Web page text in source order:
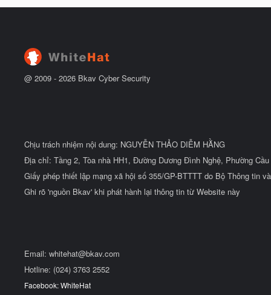
@ 2009 - 2026 Bkav Cyber Security
Chịu trách nhiệm nội dung: NGUYỄN THẢO DIỄM HẰNG
Địa chỉ: Tầng 2, Tòa nhà HH1, Đường Dương Đình Nghệ, Phường
Giấy phép thiết lập mạng xã hội số 355/GP-BTTTT do Bộ Thông tin
Ghi rõ 'nguồn Bkav' khi phát hành lại thông tin từ Website này
Email: whitehat@bkav.com
Hotline: (024) 3763 2552
Facebook: WhiteHat